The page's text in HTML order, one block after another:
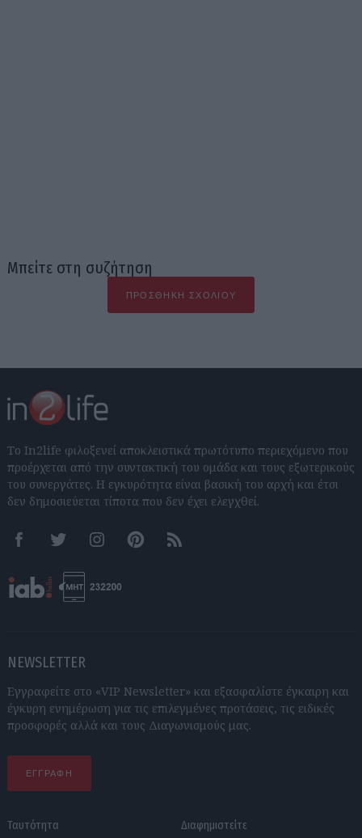
Μπείτε στη συζήτηση
ΠΡΟΣΘΉΚΗ ΣΧΟΛΊΟΥ
Το In2life φιλοξενεί αποκλειστικά πρωτότυπο περιεχόμενο που
προέρχεται από την συντακτική του ομάδα και τους εξωτερικούς
του συνεργάτες. Η εγκυρότητα είναι βασική του αρχή και έτσι
δεν δημοσιεύεται τίποτα που δεν έχει ελεγχθεί.
FacebookTwitter InstagramPinterestRSS feeds
NEWSLETTER
Εγγραφείτε στο «VIP Newsletter» και εξασφαλίστε έγκαιρη και
έγκυρη ενημέρωση για τις επιλεγμένες προτάσεις, τις ειδικές
προσφορές αλλά και τους Διαγωνισμούς μας.
ΕΓΓΡΑΦΗ
Ταυτότητα Διαφημιστείτε